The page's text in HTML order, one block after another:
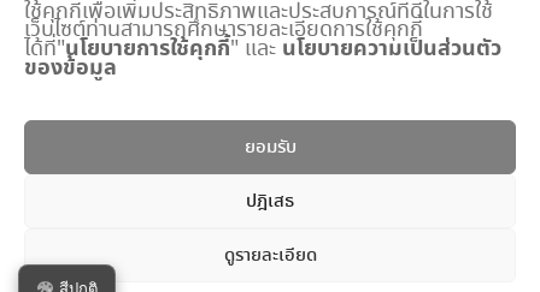
ใช้คุกกี้เพื่อเพิ่มประสิทธิภาพและประสบการณ์ที่ดีในการใช้
เว็บไซต์ท่านสามารถศึกษารายละเอียดการใช้คุกกี้
ได้ที่"นโยบายการใช้คุกกี้" และ นโยบายความเป็นส่วนตัว
ของข้อมูล
ยอมรับ
ปฎิเสธ
ดูรายละเอียด
เมนูด่วน
กำหนดการประชุมสภามหาวิทยาลัย
พระราชบัญญัติ มหาวิทยาลัยนเรศวร
ปริญญาดุษฎีบัณฑิตกิตติมศักดิ์